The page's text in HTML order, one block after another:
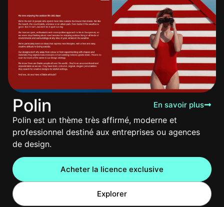
Polin En savoir plus
Polin est un thème très affirmé, moderne et
professionnel destiné aux entreprises ou agences
de design.
Acheter la licence exclusive
Explorer